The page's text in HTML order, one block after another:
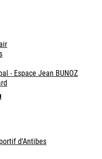
- Espace Jean BUNOZ
d'Antibes